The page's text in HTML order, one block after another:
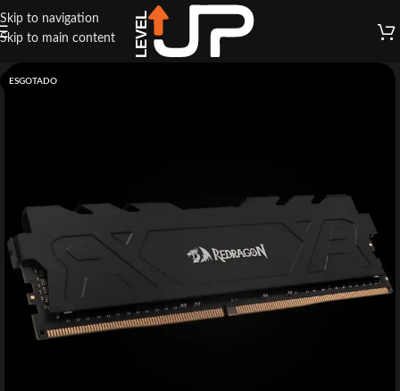
Skip to navigation
Skip to main content
ESGOTADO